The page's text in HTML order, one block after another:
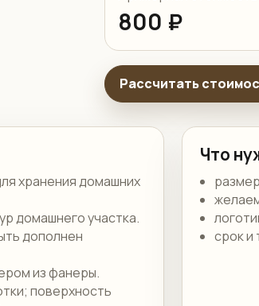
800 ₽
Рассчитать
хранения домашних
домашнего участка.
дополнен
из фанеры.
поверхность
Что
срок и